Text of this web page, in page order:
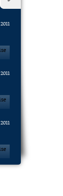
2011
2011
2011